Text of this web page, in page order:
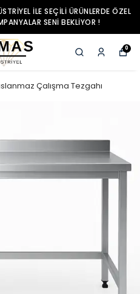
SEÇILI ÜRÜNLERDE ÖZEL
SENI BEKLIYOR !
0
Çalışma Tezgahı